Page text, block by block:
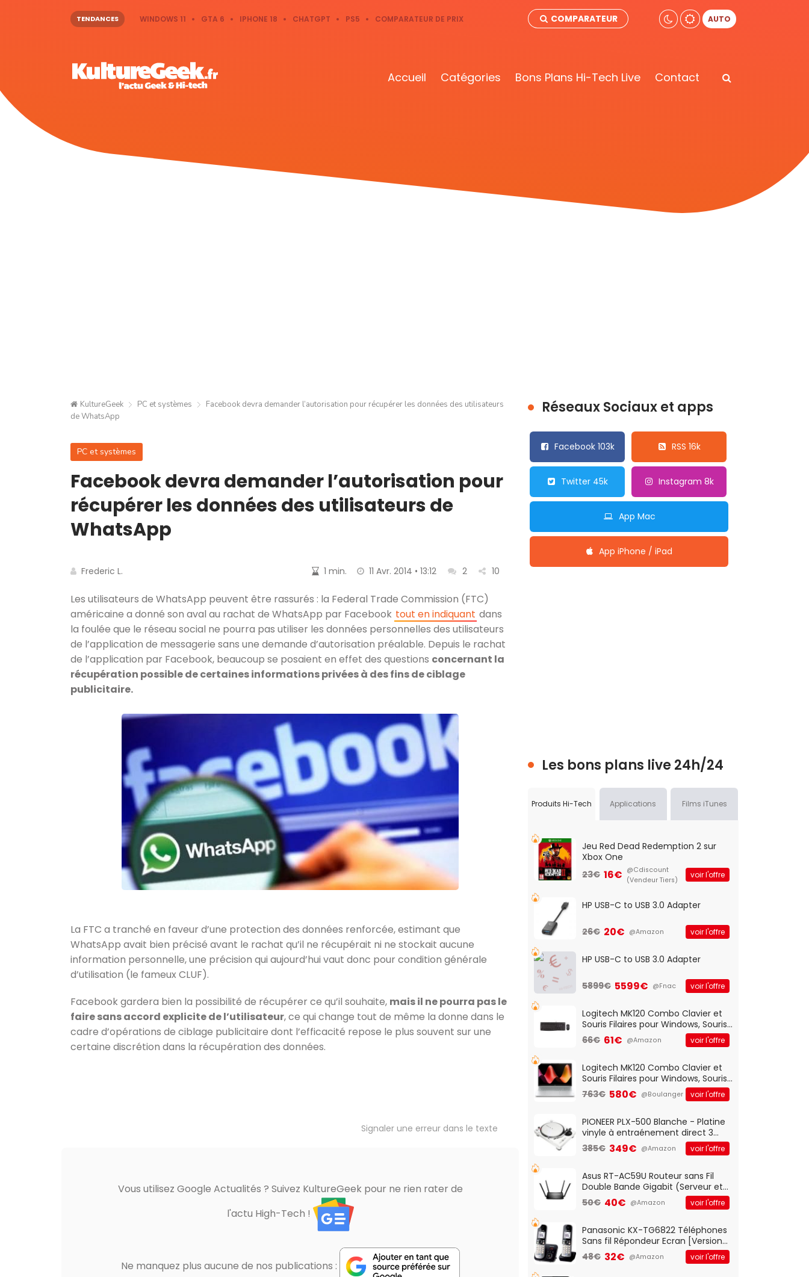
TENDANCES WINDOWS 11 GTA 6 IPHONE 18 CHATGPT PS5 COMPARATEUR DE PRIX COMPARATEUR AUTO
Accueil Catégories Bons Plans Hi-Tech Live Contact
KultureGeek PC et systèmes
Facebook devra demander l’autorisation pour récupérer les données des utilisateurs
de WhatsApp
PC et systèmes
Facebook devra demander l’autorisation pour
récupérer les données des utilisateurs de
WhatsApp
Frederic L. 1 min. 11 Avr. 2014 • 13:12 2 10
Les utilisateurs de WhatsApp peuvent être rassurés : la Federal Trade Commission (FTC)
américaine a donné son aval au rachat de WhatsApp par Facebook tout en indiquant dans
la foulée que le réseau social ne pourra pas utiliser les données personnelles des utilisateurs
de l’application de messagerie sans une demande d’autorisation préalable. Depuis le rachat
de l’application par Facebook, beaucoup se posaient en effet des questions concernant la
récupération possible de certaines informations privées à des fins de ciblage
publicitaire.
La FTC a tranché en faveur d’une protection des données renforcée, estimant que
WhatsApp avait bien précisé avant le rachat qu’il ne récupérait ni ne stockait aucune
information personnelle, une précision qui aujourd’hui vaut donc pour condition générale
d’utilisation (le fameux CLUF).
Facebook gardera bien la possibilité de récupérer ce qu’il souhaite, mais il ne pourra pas le
faire sans accord explicite de l’utilisateur, ce qui change tout de même la donne dans le
cadre d’opérations de ciblage publicitaire dont l’efficacité repose le plus souvent sur une
certaine discrétion dans la récupération des données.
Signaler une erreur dans le texte
Vous utilisez Google Actualités ? Suivez KultureGeek pour ne rien rater de
l'actu High-Tech !
Ne manquez plus aucune de nos publications :
Réseaux Sociaux et apps
Facebook 103k RSS 16k
Twitter 45k Instagram 8k
App Mac
App iPhone / iPad
Les bons plans live 24h/24
Produits Hi-Tech Applications Films iTunes
Jeu Red Dead Redemption 2 sur
Xbox One
23€ 16€ @Cdiscount
(Vendeur Tiers)
voir l'offre
HP USB-C to USB 3.0 Adapter
26€ 20€ @Amazon voir l'offre
HP USB-C to USB 3.0 Adapter
5899€ 5599€ @Fnac voir l'offre
Logitech MK120 Combo Clavier et
Souris Filaires pour Windows, Souris
Optique Filaire, Connexion USB Plug
And Play, Confortable, Taille
QWERTY UK - Noir
66€ 61€ @Amazon voir l'offre
Logitech MK120 Combo Clavier et
Souris Filaires pour Windows, Souris
Optique Filaire, Connexion USB Plug
And Play, Confortable, Taille
QWERTY UK - Noir
763€ 580€ @Boulanger voir l'offre
PIONEER PLX-500 Blanche - Platine
vinyle à entraénement direct 3
vitesses (33-45-78 trs/min) avec
pre-ampli intégré et port USB
385€ 349€ @Amazon voir l'offre
Asus RT-AC59U Routeur sans Fil
Double Bande Gigabit (Serveur et
Client VPN, Triple Vlan, Mode Point
d'accès et Bridge, contrôle
50€ 40€ @Amazon voir l'offre
Panasonic KX-TG6822 Téléphones
Sans fil Répondeur Ecran [Version
Française]
48€ 32€ @Amazon voir l'offre